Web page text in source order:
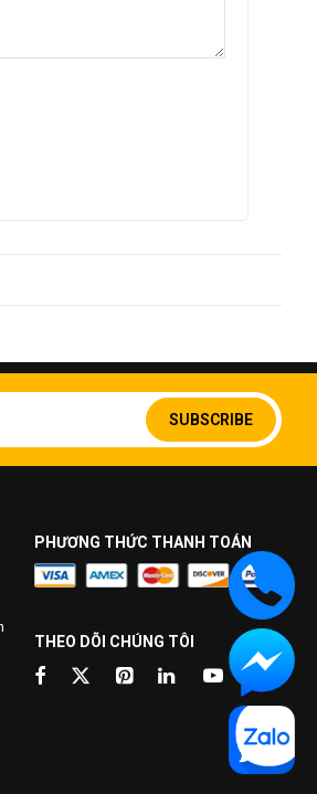
SUBSCRIBE
PHƯƠNG THỨC THANH TOÁN
THEO DÕI CHÚNG TÔI